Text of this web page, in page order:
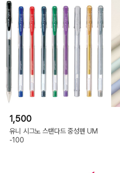
1,500
유니 시그노 스탠다드 중성펜 UM
-100